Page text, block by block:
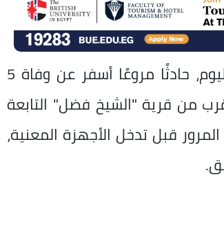
شهد الطريق الصحراوي الغربي بمحافظة المنيا، اليوم، حادثًا مروعًا أسفر عن وفاة 5
بالقرب من قرية "الشيخ فضل" التابعة
قبل تدخل الأجهزة المعنية،